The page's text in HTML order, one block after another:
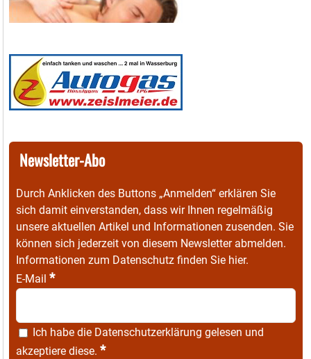
Newsletter-Abo
Durch Anklicken des Buttons „Anmelden“ erklären Sie
sich damit einverstanden, dass wir Ihnen regelmäßig
unsere aktuellen Artikel und Informationen zusenden. Sie
können sich jederzeit von diesem Newsletter abmelden.
Informationen zum Datenschutz finden Sie hier.
E-Mail *
Ich habe die Datenschutzerklärung gelesen und
akzeptiere diese. *